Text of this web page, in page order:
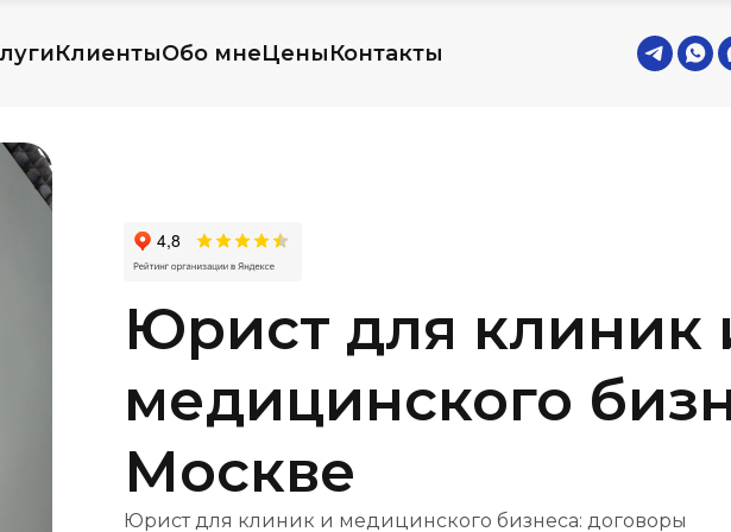
КлиентыОбо мнеЦеныКонтакты
Юрист для клиник
медицинского
Москве
Юрист для клиник и медицинского бизнеса: договоры